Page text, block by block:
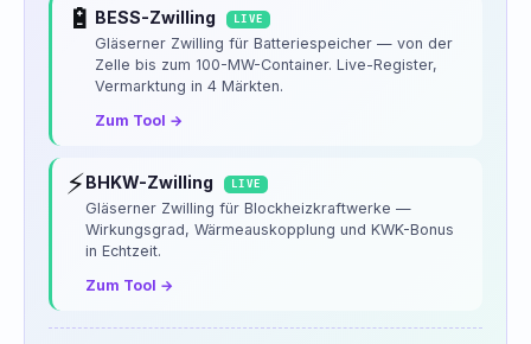
🔋 BESS-Zwilling LIVE
Gläserner Zwilling für Batteriespeicher — von der
Zelle bis zum 100-MW-Container. Live-Register,
Vermarktung in 4 Märkten.
Zum Tool →
⚡BHKW-Zwilling LIVE
Gläserner Zwilling für Blockheizkraftwerke —
Wirkungsgrad, Wärmeauskopplung und KWK-Bonus
in Echtzeit.
Zum Tool →